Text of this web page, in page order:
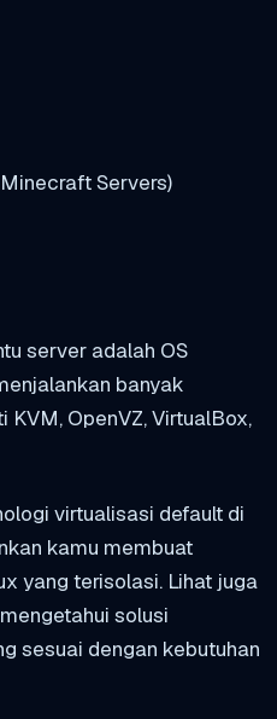
Servers)
server adalah OS
banyak
OpenVZ, VirtualBox,
virtualisasi default di
kamu membuat
yang terisolasi. Lihat juga
solusi
sesuai dengan kebutuhan